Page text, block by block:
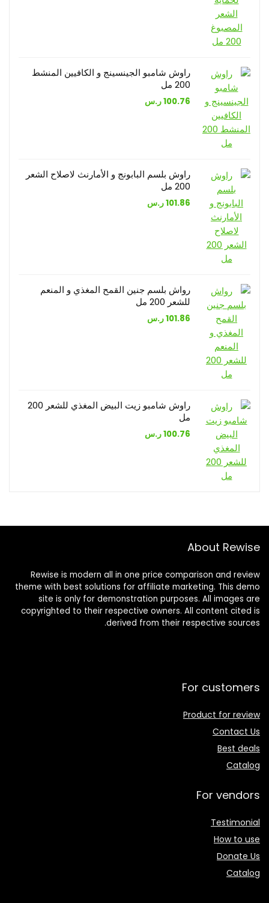
راوش شامبو الجينسينج و الكافيين المنشط
200 مل
100.76ر.س
راوش بلسم البابونج و الأمارنث لاصلاح الشعر
200 مل
101.86ر.س
رواش بلسم جنين القمح المغذي و المنعم
للشعر 200 مل
101.86ر.س
راوش شامبو زيت البيض المغذي للشعر 200
مل
100.76ر.س
About Rewise
Rewise is modern all in one price comparison and review
theme with best solutions for affiliate marketing. This demo
site is only for demonstration purposes. All images are
copyrighted to their respective owners. All content cited is
derived from their respective sources.
For customers
Product for review
Contact Us
Best deals
Catalog
For vendors
Testimonial
How to use
Donate Us
Catalog